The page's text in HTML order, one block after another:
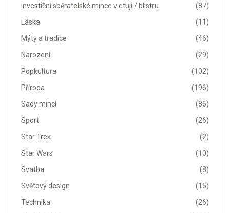
(87)
Investiční sběratelské mince v etuji / blistru
(11)
Láska
(46)
Mýty a tradice
(29)
Narození
(102)
Popkultura
(196)
Příroda
(86)
Sady mincí
(26)
Sport
(2)
Star Trek
(10)
Star Wars
(8)
Svatba
(15)
Světový design
(26)
Technika